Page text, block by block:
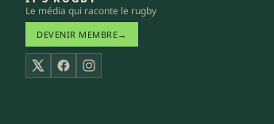
Le média qui raconte le rugby
DEVENIR MEMBRE→
X FacebookInstagram